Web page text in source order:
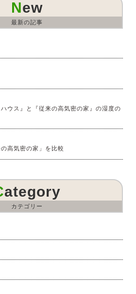
New
最新の記事
ハウス』と『従来の高気密の家』の湿度の
高気密の家」を比較
Category
カテゴリー